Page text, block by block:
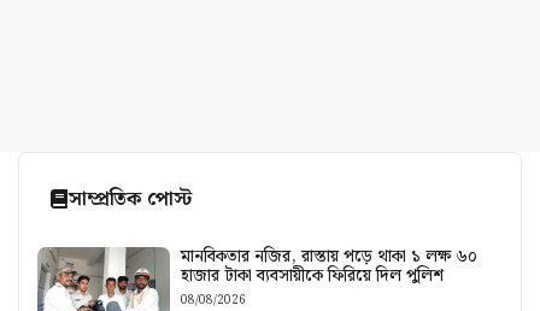
সাম্প্রতিক পোস্ট
মানবিকতার নজির, রাস্তায় পড়ে থাকা ১ লক্ষ ৬০
হাজার টাকা ব্যবসায়ীকে ফিরিয়ে দিল পুলিশ
08/08/2026